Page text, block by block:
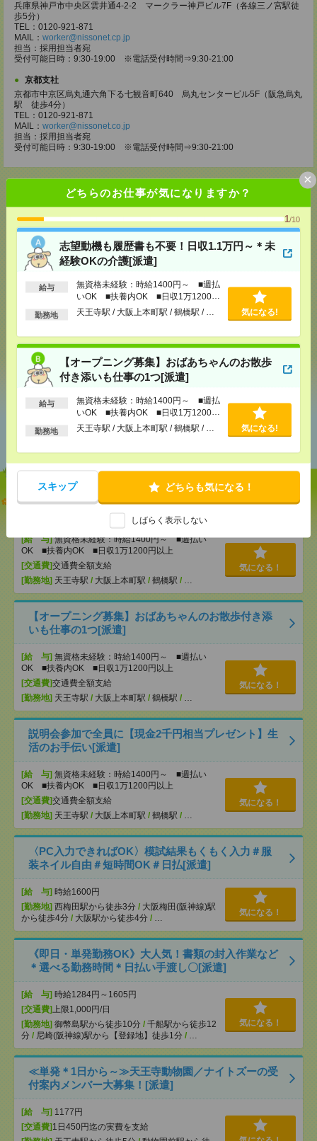
どちらのお仕事が気になりますか？
1/10
志望動機も履歴書も不要！日収1.1万円～＊未
経験OKの介護[派遣]
給与
無資格未経験：時給1400円～ ■週払
いOK ■扶養内OK ■日収1万1200円
以上
勤務地 天王寺駅 / 大阪上本町駅 / 鶴橋駅 / … 気になる!
【オープニング募集】おばあちゃんのお散歩
付き添いも仕事の1つ[派遣]
給与
無資格未経験：時給1400円～ ■週払
いOK ■扶養内OK ■日収1万1200円
以上
勤務地 天王寺駅 / 大阪上本町駅 / 鶴橋駅 / … 気になる!
スキップ どちらも気になる！
しばらく表示しない
×
兵庫県神戸市中央区雲井通4-2-2 マークラー神戸ビル7F（各線三ノ宮駅徒
歩5分）
TEL：0120-921-871
MAIL： worker@nissonet.cp.jp
担当：採用担当者宛
受付可能日時：9:30-19:00 ※電話受付時間⇒9:30-21:00
京都支社
京都市中京区烏丸通六角下る七観音町640 烏丸センタービル5F（阪急烏丸
駅 徒歩4分）
TEL：0120-921-871
MAIL： worker@nissonet.co.jp
担当：採用担当者宛
受付可能日時：9:30-19:00 ※電話受付時間⇒9:30-21:00
応募ページへ
メール LINEで送る
シェア ツイート ブックマーク
あなたの閲覧履歴からの
志望動機も履歴書も不要！日収1.1万円～＊未経験OK
[給 与]無資格未経験：時給1400円～ ■週払い
OK ■扶養内OK ■日収1万1200円以上
[交通費]交通費全額支給
[勤務地] 天王寺駅 / 大阪上本町駅 / 鶴橋駅 / …
気になる！
【オープニング募集】おばあちゃんのお散歩付き添
いも仕事の1つ[派遣]
[給 与] 無資格未経験：時給1400円～ ■週払い
OK ■扶養内OK ■日収1万1200円以上
[交通費]交通費全額支給
[勤務地] 天王寺駅 / 大阪上本町駅 / 鶴橋駅 / …
気になる！
説明会参加で全員に【現金2千円相当プレゼント】生
活のお手伝い[派遣]
[給 与] 無資格未経験：時給1400円～ ■週払い
OK ■扶養内OK ■日収1万1200円以上
[交通費]交通費全額支給
[勤務地] 天王寺駅 / 大阪上本町駅 / 鶴橋駅 / …
気になる！
〈PC入力できればOK〉模試結果もくもく入力＃服
装ネイル自由＃短時間OK＃日払[派遣]
[給 与] 時給1600円
[勤務地] 西梅田駅から徒歩3分 / 大阪梅田(阪神線)駅
から徒歩4分 / 大阪駅から徒歩4分 / …
気になる！
《即日・単発勤務OK》大人気！書類の封入作業など
＊選べる勤務時間＊日払い手渡し〇[派遣]
[給 与] 時給1284円～1605円
[交通費] 上限1,000円/日
[勤務地] 御幣島駅から徒歩10分 / 千船駅から徒歩12
分 / 尼崎(阪神線)駅から【登録地】徒歩1分 / …
気になる！
≪単発＊1日から～≫天王寺動物園／ナイトズーの受
付案内メンバー大募集！[派遣]
[給 与] 1177円
[交通費] 1日450円迄の実費を支給